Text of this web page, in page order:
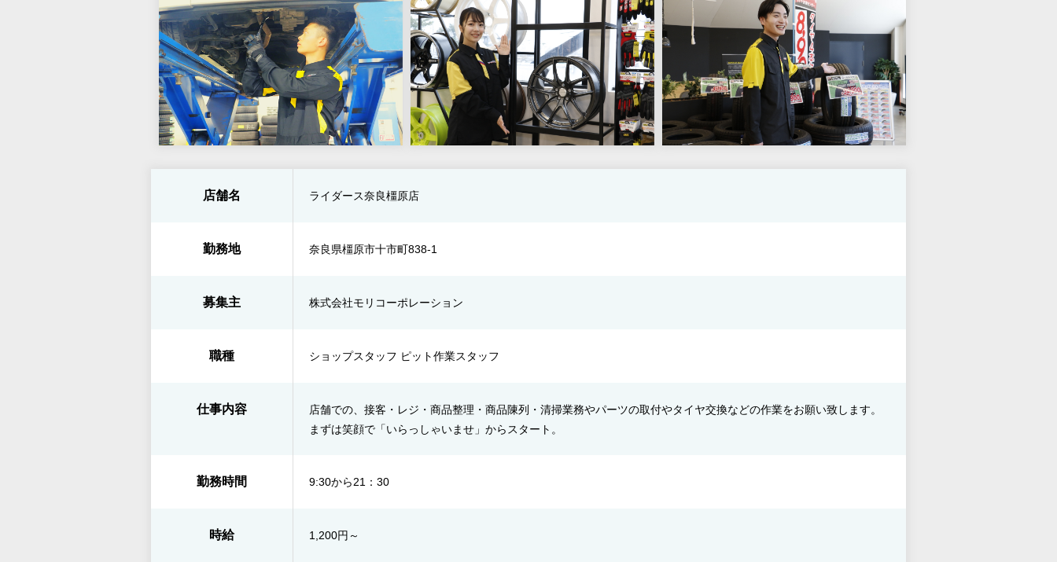
店舗名 ライダース奈良橿原店
勤務地 奈良県橿原市十市町838-1
募集主 株式会社モリコーポレーション
職種 ショップスタッフ ピット作業スタッフ
仕事内容
店舗での、接客・レジ・商品整理・商品陳列・清掃業務やパーツの取付やタイヤ交換などの作業をお願い致します。
まずは笑顔で「いらっしゃいませ」からスタート。
勤務時間 9:30から21：30
時給 1,200円～